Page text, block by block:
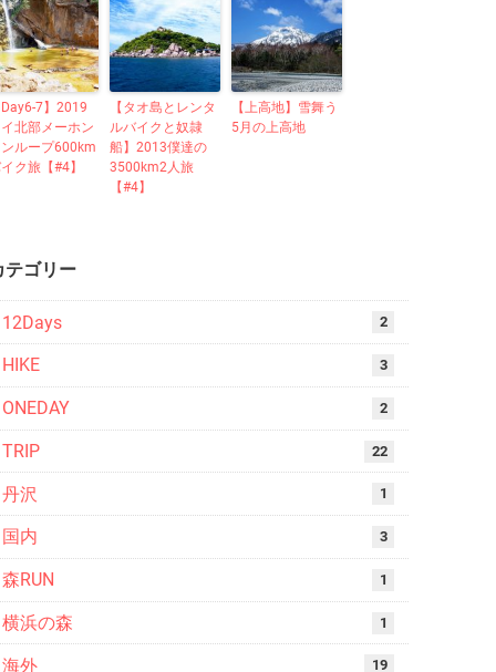
7】2019
北部メーホン
ループ600km
ク旅【#4】
【タオ島とレンタ
ルバイクと奴隷
船】2013僕達の
3500km2人旅
【#4】
【上高地】雪舞う
5月の上高地
テゴリー
12Days 2
HIKE 3
ONEDAY 2
TRIP 22
丹沢 1
国内 3
森RUN 1
横浜の森 1
海外 19